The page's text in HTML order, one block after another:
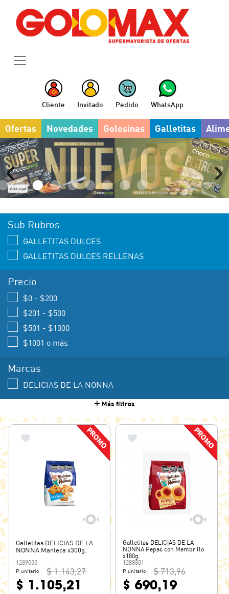
Cliente Invitado Pedido WhatsApp
Ofertas Novedades Golosinas Galletitas
Sub Rubros
GALLETITAS DULCES
GALLETITAS DULCES RELLENAS
Precio
$0 - $200
$201 - $500
$501 - $1000
$1001 o más
Marcas
DELICIAS DE LA NONNA
Más filtros
Galletitas DELICIAS DE LA
NONNA Manteca x300g.
1289030
P. unitario $ 1.143,27
$ 1.105,21
Galletitas DELICIAS DE LA
NONNA Pepas con Membrillo
x180g.
1288801
P. unitario $ 713,96
$ 690,19